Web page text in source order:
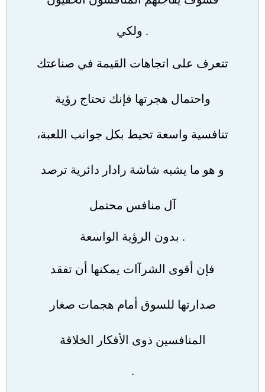
. ولكي
تتعرف على اتجاهات القيمة في صناعتك
واحتمال هجرتها فإنك تحتاج رؤية
تنافسية واسعة تحيط بكل جوانب اللعبة،
و هو ما يشبه شاشة رادار دائرية ترصد
آل منافس محتمل
. بدون الرؤية الواسعة
فإن أقوى الشرآات يمكنها أن تفقد
صدارتها للسوق أمام هجمات صغار
المنافسين ذوى الأفكار الخلاقة
.